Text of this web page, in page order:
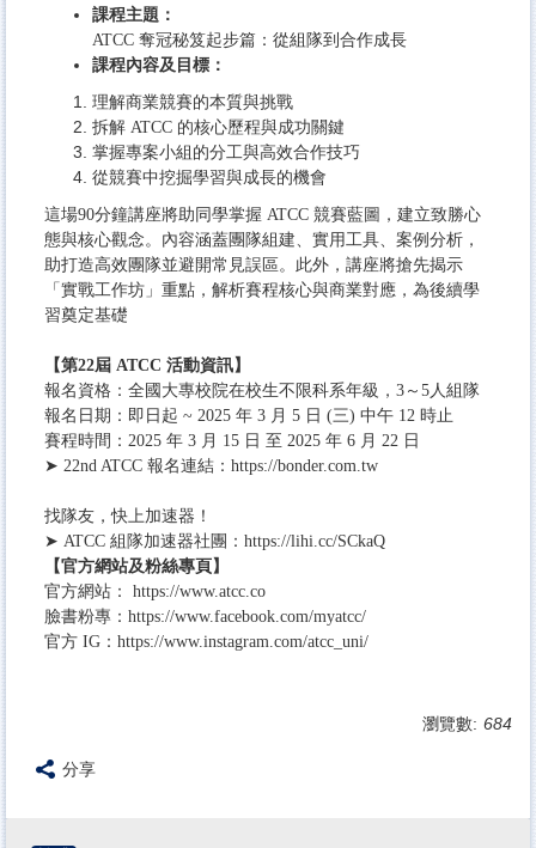
課程主題：
ATCC 奪冠秘笈起步篇：從組隊到合作成長
課程內容及目標：
理解商業競賽的本質與挑戰
拆解 ATCC 的核心歷程與成功關鍵
掌握專案小組的分工與高效合作技巧
從競賽中挖掘學習與成長的機會
這場90分鐘講座將助同學掌握 ATCC 競賽藍圖，建立致勝心
態與核心觀念。內容涵蓋團隊組建、 實用工具、案例分析，
助打造高效團隊並避開常見誤區。此外， 講座將搶先揭示
「實戰工作坊」重點，解析賽程核心與商業對應， 為後續學
習奠定基礎
【第22屆 ATCC 活動資訊】
報名資格：全國大專校院在校生不限科系年級，3～5人組隊
報名日期：即日起 ~ 2025 年 3 月 5 日 (三) 中午 12 時止
賽程時間：2025 年 3 月 15 日 至 2025 年 6 月 22 日
➤ 22nd ATCC 報名連結： https://bonder.com.tw
找隊友，快上加速器！
➤ ATCC 組隊加速器社團： https://lihi.cc/SCkaQ⠀
【官方網站及粉絲專頁】
官方網站： https://www.atcc.co
臉書粉專： https://www.facebook.com/myatcc/
官方 IG： https://www.instagram.com/atcc_uni/
瀏覽數: 684
分享